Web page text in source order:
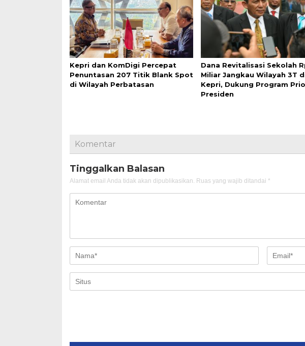
Kepri dan KomDigi Percepat
Penuntasan 207 Titik Blank Spot
di Wilayah Perbatasan
Dana Revitalisasi Sekolah
Miliar Jangkau Wilayah 3T
Kepri, Dukung Program
Presiden
Komentar
Tinggalkan Balasan
Alamat email Anda tidak akan dipublikasikan. Ruas yang wajib ditandai *